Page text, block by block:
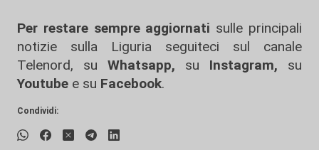
Per restare sempre aggiornati sulle principali
notizie sulla Liguria seguiteci sul canale
Telenord, su
Whatsapp, su Instagram, su
Youtube e su Facebook.
Condividi: